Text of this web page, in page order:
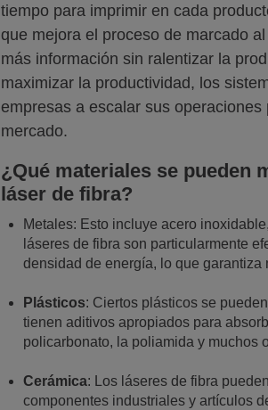
tiempo para imprimir en cada
que mejora el proceso de marcado
más información sin ralentizar la
maximizar la productividad, los
empresas a escalar sus
mercado.
¿Qué materiales se pueden
láser de fibra?
Metales: Esto incluye acero
láseres de fibra son particularmente
densidad de energía, lo que garantiza
Plásticos: Ciertos plásticos se
tienen aditivos apropiados para
policarbonato, la poliamida y muchos
Cerámica: Los láseres de fibra
componentes industriales y artículos